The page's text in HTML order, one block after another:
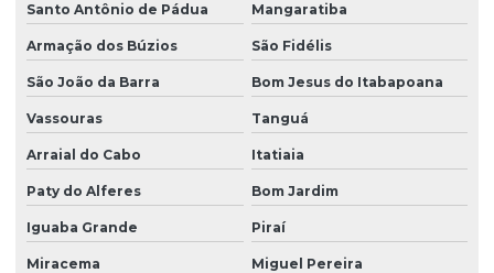
Motor baixa rotação 1/2 cv
Motor para churrasqueira giratoria
Motor para churrasqueira profissional
Motor elétrico 1/2 cv
Motor elétrico 1/2 cv monofásico
Santo Antônio de Pádua Mangaratiba
Armação dos Búzios São Fidélis
São João da Barra Bom Jesus do Itabapoana
Vassouras Tanguá
Arraial do Cabo Itatiaia
Paty do Alferes Bom Jardim
Iguaba Grande Piraí
Miracema Miguel Pereira